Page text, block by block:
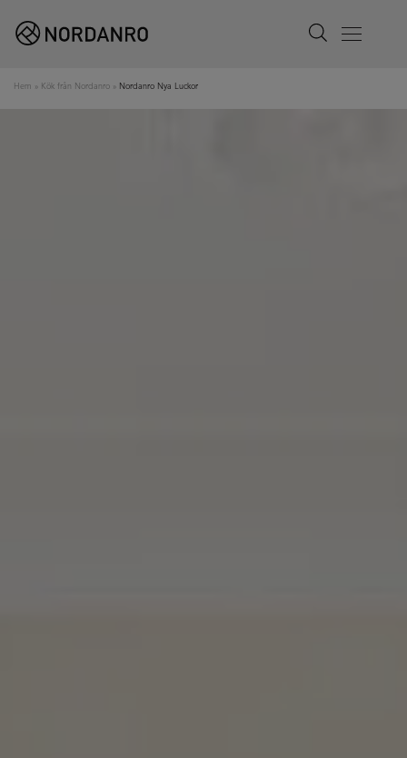
Search
Menu
Hem » Kök från Nordanro » Nordanro Nya Luckor